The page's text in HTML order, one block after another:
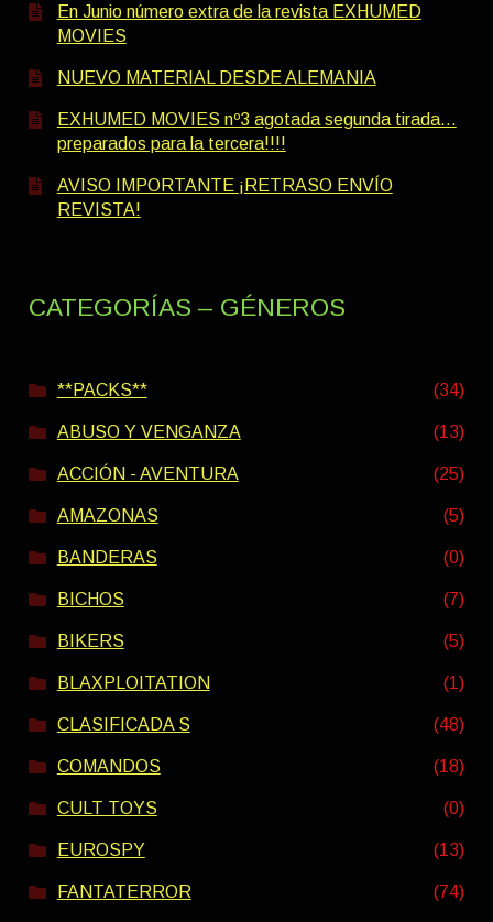
En Junio número extra de la revista EXHUMED
MOVIES
NUEVO MATERIAL DESDE ALEMANIA
EXHUMED MOVIES nº3 agotada segunda tirada…
preparados para la tercera!!!!
AVISO IMPORTANTE ¡RETRASO ENVÍO
REVISTA!
CATEGORÍAS – GÉNEROS
**PACKS** (34)
ABUSO Y VENGANZA (13)
ACCIÓN - AVENTURA (25)
AMAZONAS (5)
BANDERAS (0)
BICHOS (7)
BIKERS (5)
BLAXPLOITATION (1)
CLASIFICADA S (48)
COMANDOS (18)
CULT TOYS (0)
EUROSPY (13)
FANTATERROR (74)